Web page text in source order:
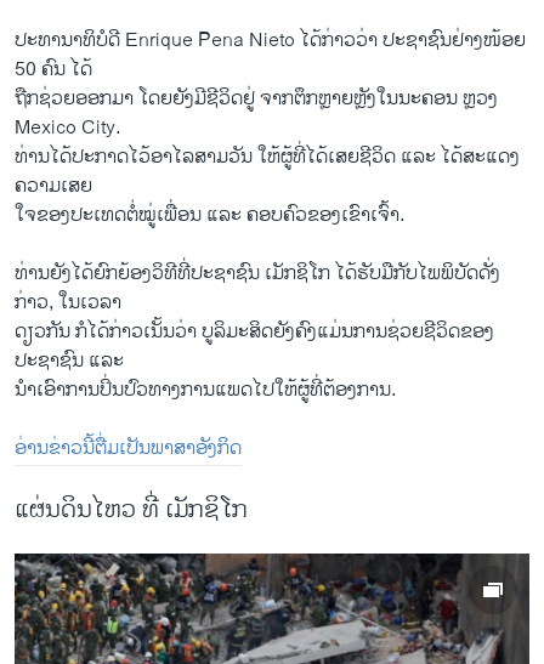
ປະທານາທິບໍດີ Enrique Pena Nieto ໄດ້ກ່າວວ່າ ປະຊາຊົນຢ່າງໜ້ອຍ
50 ຄົນ ໄດ້
ຖືກຊ່ວຍອອກມາ ໂດຍຍັງມີຊີວິດຢູ່ ຈາກຕຶກຫຼາຍຫຼັງໃນນະຄອນ ຫຼວງ
Mexico City.
ທ່ານໄດ້ປະກາດໄວ້ອາໄລສາມວັນ ໃຫ້ຜູ້ທີ່ໄດ້ເສຍຊີວິດ ແລະ ໄດ້ສະແດງ
ຄວາມເສຍ
ໃຈຂອງປະເທດຕໍ່ໝູ່ເພື່ອນ ແລະ ຄອບຄົວຂອງເຂົາເຈົ້າ.
ທ່ານຍັງໄດ້ຍົກຍ້ອງວິທີທີ່ປະຊາຊົນ ເມັກຊິໂກ ໄດ້ຮັບ​ມື​ກັບໄພພິບັດດັ່ງ
ກ່າວ, ໃນເວລາ
ດຽວກັນ ກໍໄດ້ກ່າວເນັ້ນວ່າ ບູລິມະສິດຍັງຄົງແມ່ນການຊ່ວຍຊີວິດຂອງ
ປະຊາຊົນ ແລະ
ນຳເອົາການປິ່ນປົວທາງການແພດໄປໃຫ້ຜູ້ທີ່ຕ້ອງການ.
ອ່ານຂ່າວນີ້ຕື່ມເປັນພາສາອັງກິດ
ແຜ່ນດິນໄຫວ ທີ່ ເມັກຊິໂກ